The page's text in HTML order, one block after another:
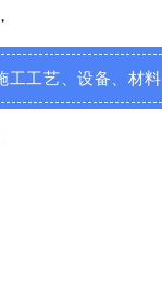
工工艺、设备、材料